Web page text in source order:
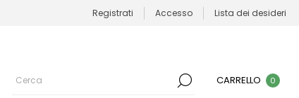
Registrati Accesso Lista dei desideri
CARRELLO 0